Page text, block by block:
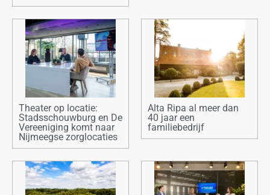
Theater op locatie:
Stadsschouwburg en De
Vereeniging komt naar
Nijmeegse zorglocaties
Alta Ripa al meer dan
40 jaar een
familiebedrijf